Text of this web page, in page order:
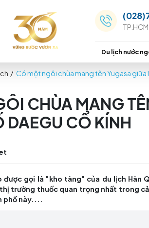
CHÙA
DAEGU CỔ
hào được gọi là "kho tàng" của
thị trường thuốc quan trọng